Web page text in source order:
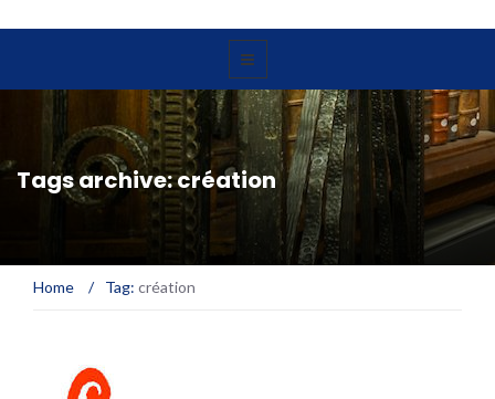
Tags archive: création
Home / Tag: création